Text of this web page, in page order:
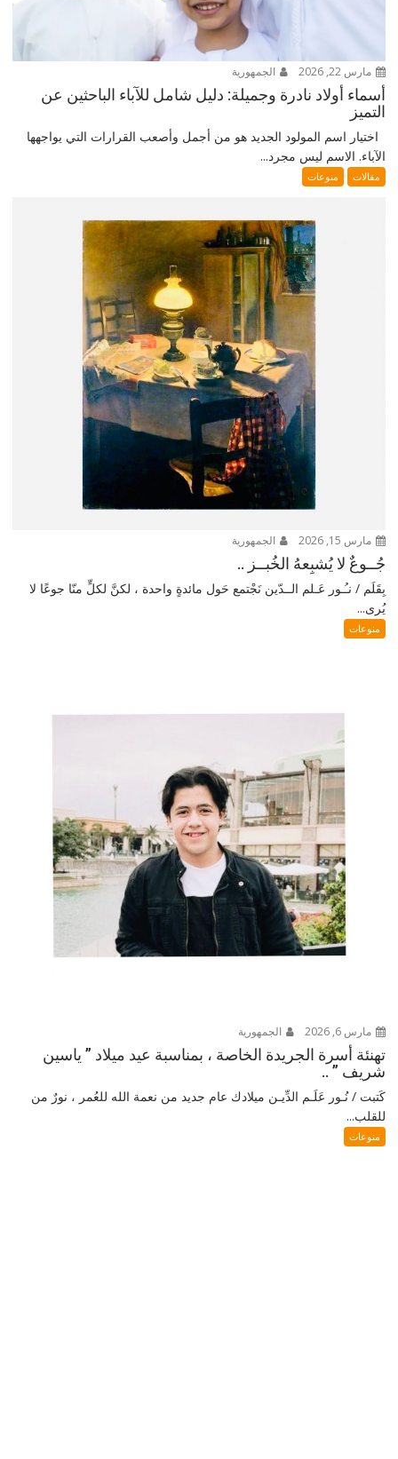
مارس 22, 2026 الجمهورية
أسماء أولاد نادرة وجميلة: دليل شامل للآباء الباحثين عن
التميز
اختيار اسم المولود الجديد هو من أجمل وأصعب القرارات التي يواجهها
الآباء. الاسم ليس مجرد...
مقالات منوعات
مارس 15, 2026 الجمهورية
جُــوعٌ لا يُشبِعهُ الخُبــز ..
بِقَلَم / نـُـور عَـلم الــدّين نَجْتمع حَول مائدةٍ واحدة ، لكنَّ لكلٍّ منّا جوعًا لا
يُرى...
منوعات
مارس 6, 2026 الجمهورية
تهنئة أسرة الجريدة الخاصة ، بمناسبة عيد ميلاد ” ياسين
شريف ” ..
كَتبت / نُـور عَلَـم الدِّيـن ميلادك عام جديد من نعمة الله للعُمر ، نورٌ من
للقلب...
منوعات